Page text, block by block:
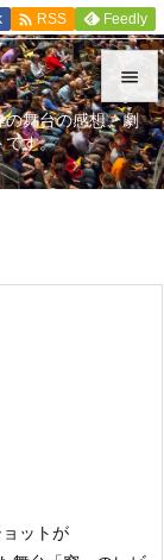


メニュ

 RSS Feedly
舞台の感想、劇
です。
ットが